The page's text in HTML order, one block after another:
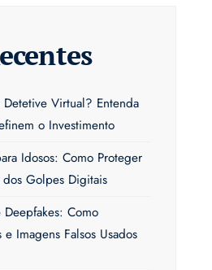
Virtual? Entenda
o Investimento
Idosos: Como Proteger
Golpes Digitais
Como
Imagens Falsos Usados